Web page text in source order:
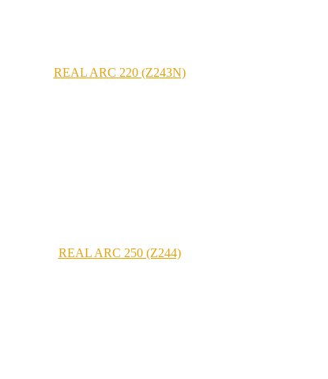
REAL ARC 220 (Z243N)
REAL ARC 250 (Z244)